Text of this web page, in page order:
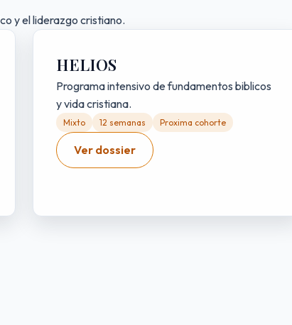
y el liderazgo cristiano.
HELIOS
Programa intensivo de fundamentos biblicos
y vida cristiana.
Mixto 12 semanas Proxima cohorte
Ver dossier